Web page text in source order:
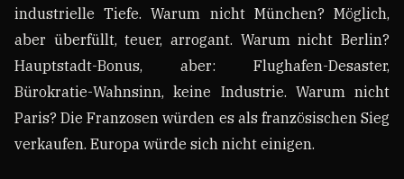
industrielle Tiefe. Warum nicht München? Möglich,
aber überfüllt, teuer, arrogant. Warum nicht Berlin?
Hauptstadt-Bonus, aber: Flughafen-Desaster,
Bürokratie-Wahnsinn, keine Industrie. Warum nicht
Paris? Die Franzosen würden es als französischen Sieg
verkaufen. Europa würde sich nicht einigen.